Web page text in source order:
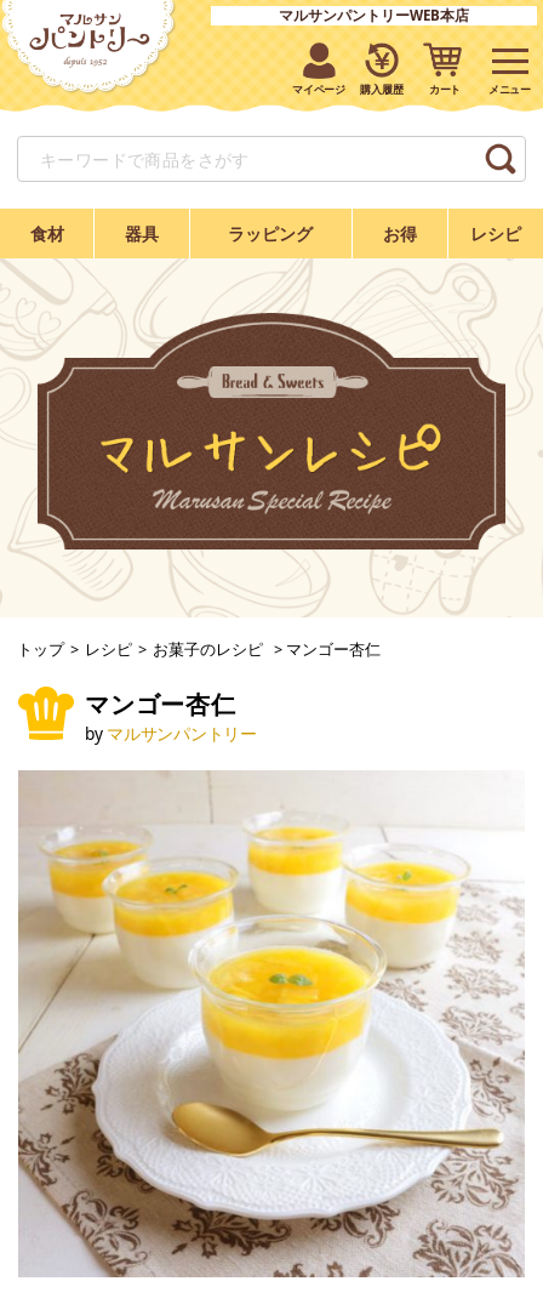
マルサンパントリーWEB本店
マイページ 購入履歴 カート
食材 器具 ラッピング お得 レシピ
トップ > レシピ > お菓子のレシピ > マンゴー杏仁
マンゴー杏仁
by マルサンパントリー